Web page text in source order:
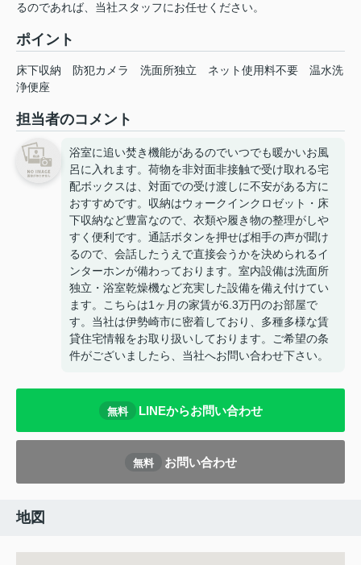
るのであれば、当社スタッフにお任せください。
ポイント
床下収納 防犯カメラ 洗面所独立 ネット使用料不要
温水洗
浄便座
担当者のコメント
浴室に追い焚き機能があるのでいつでも暖かいお風
呂に入れます。荷物を非対面非接触で受け取れる宅
配ボックスは、対面での受け渡しに不安がある方に
おすすめです。収納はウォークインクロゼット・床
下収納など豊富なので、衣類や履き物の整理がしや
すく便利です。通話ボタンを押せば相手の声が聞け
るので、会話したうえで直接会うかを決められるイ
ンターホンが備わっております。室内設備は洗面所
独立・浴室乾燥機など充実した設備を備え付けてい
ます。こちらは1ヶ月の家賃が6.3万円のお部屋で
す。当社は伊勢崎市に密着しており、多種多様な賃
貸住宅情報をお取り扱いしております。ご希望の条
件がございましたら、当社へお問い合わせ下さい。
無料 LINEからお問い合わせ
無料 お問い合わせ
地図